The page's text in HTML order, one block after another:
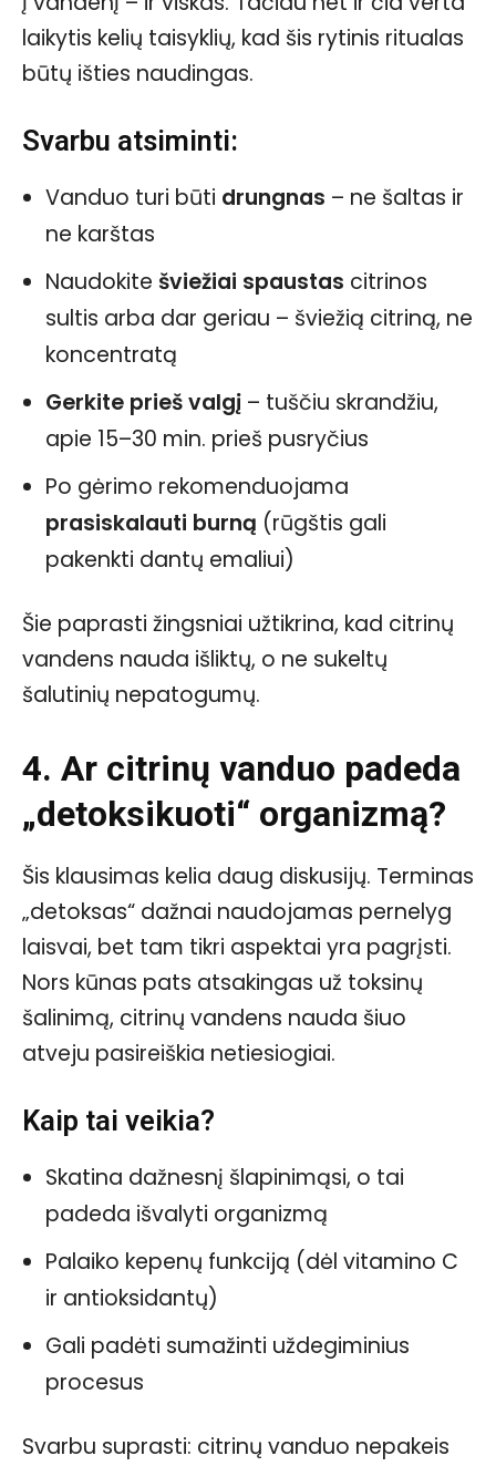
laikytis kelių taisyklių, kad šis rytinis ritualas
būtų išties naudingas.
Svarbu atsiminti:
Vanduo turi būti drungnas – ne šaltas ir
ne karštas
Naudokite šviežiai spaustas citrinos
sultis arba dar geriau – šviežią citriną, ne
koncentratą
Gerkite prieš valgį – tuščiu skrandžiu,
apie 15–30 min. prieš pusryčius
Po gėrimo rekomenduojama
prasiskalauti burną (rūgštis gali
pakenkti dantų emaliui)
Šie paprasti žingsniai užtikrina, kad citrinų
vandens nauda išliktų, o ne sukeltų
šalutinių nepatogumų.
4. Ar citrinų vanduo padeda
„detoksikuoti“ organizmą?
Šis klausimas kelia daug diskusijų. Terminas
„detoksas“ dažnai naudojamas pernelyg
laisvai, bet tam tikri aspektai yra pagrįsti.
Nors kūnas pats atsakingas už toksinų
šalinimą, citrinų vandens nauda šiuo
atveju pasireiškia netiesiogiai.
Kaip tai veikia?
Skatina dažnesnį šlapinimąsi, o tai
padeda išvalyti organizmą
Palaiko kepenų funkciją (dėl vitamino C
ir antioksidantų)
Gali padėti sumažinti uždegiminius
procesus
Svarbu suprasti: citrinų vanduo nepakeis